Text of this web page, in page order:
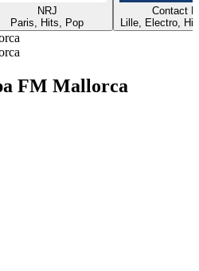
NRJ
Paris, Hits, Pop
Contact
Lille, Electro,
FM Mallorca